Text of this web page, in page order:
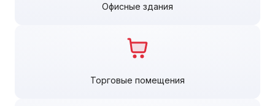
Офисные здания
Торговые помещения